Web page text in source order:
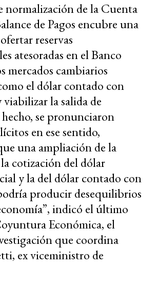
normalización de la Cuenta
de Pagos encubre una
reservas
atesoradas en el Banco
mercados cambiarios
el dólar contado con
la salida de
se pronunciaron
en ese sentido,
una ampliación de la
cotización del dólar
y la del dólar contado con
producir desequilibrios
indicó el último
Económica, el
que coordina
ex viceministro de